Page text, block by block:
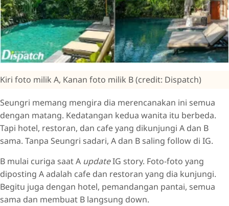
Kiri foto milik A, Kanan foto milik B (credit: Dispatch)
Seungri memang mengira dia merencanakan ini semua
dengan matang. Kedatangan kedua wanita itu berbeda.
Tapi hotel, restoran, dan cafe yang dikunjungi A dan B
sama. Tanpa Seungri sadari, A dan B saling follow di IG.
B mulai curiga saat A updateIG story. Foto-foto yang
diposting A adalah cafe dan restoran yang dia kunjungi.
Begitu juga dengan hotel, pemandangan pantai, semua
sama dan membuat B langsung down.